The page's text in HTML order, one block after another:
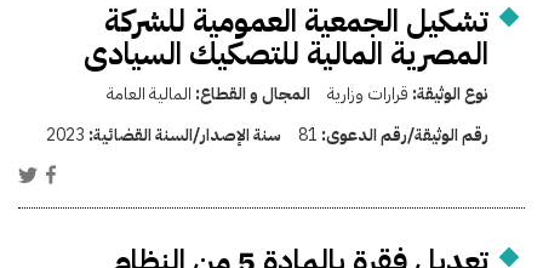
تشكيل الجمعية العمومية للشركة
المصرية المالية للتصكيك السيادى
نوع الوثيقة: قرارات وزارية المجال و القطاع: المالية العامة
رقم الوثيقة/رقم الدعوى: 81 سنة الإصدار/السنة القضائية: 2023